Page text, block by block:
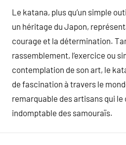
Le katana, plus qu’un simple
un héritage du Japon,
courage et la détermination.
rassemblement, l’exercice ou
contemplation de son art, le
de fascination à travers le
remarquable des artisans qui le
indomptable des samouraïs.